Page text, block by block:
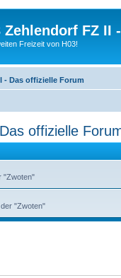
Zehlendorf FZ II
Freizeit von H03!
- Das offizielle Forum
offizielle
"Zwoten"
"Zwoten"